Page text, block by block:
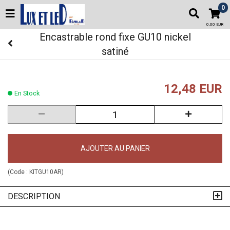
0
0,00 EUR
Encastrable rond fixe GU10 nickel
satiné
En Stock 12,48 EUR
AJOUTER AU PANIER
(Code : KITGU10AR)
DESCRIPTION